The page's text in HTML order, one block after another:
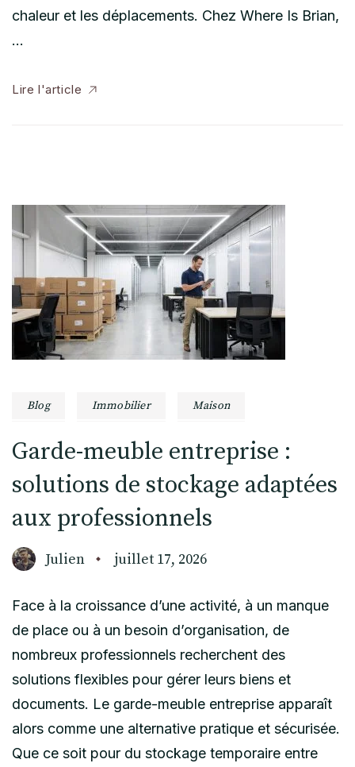
chaleur et les déplacements. Chez Where Is Brian,
…
Lire l'article
Blog Immobilier Maison
Garde-meuble entreprise :
solutions de stockage adaptées
aux professionnels
Julien juillet 17, 2026
Face à la croissance d’une activité, à un manque
de place ou à un besoin d’organisation, de
nombreux professionnels recherchent des
solutions flexibles pour gérer leurs biens et
documents. Le garde-meuble entreprise apparaît
alors comme une alternative pratique et sécurisée.
Que ce soit pour du stockage temporaire entre